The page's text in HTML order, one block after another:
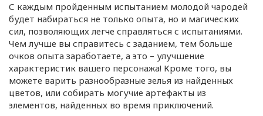
С каждым пройденным испытанием молодой чародей
будет набираться не только опыта, но и магических
сил, позволяющих легче справляться с испытаниями.
Чем лучше вы справитесь с заданием, тем больше
очков опыта заработаете, а это – улучшение
характеристик вашего персонажа! Кроме того, вы
можете варить разнообразные зелья из найденных
цветов, или собирать могучие артефакты из
элементов, найденных во время приключений.